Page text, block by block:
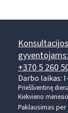
gyventojams:
+370 5 260
Darbo laikas:
Prieššventinę
Kiekvieno
Paklausimas per